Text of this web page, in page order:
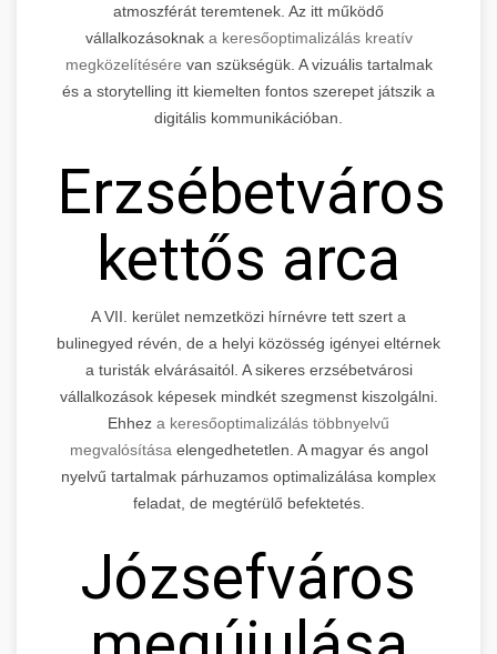
atmoszférát teremtenek. Az itt működő
vállalkozásoknak a keresőoptimalizálás kreatív
megközelítésére van szükségük. A vizuális tartalmak
és a storytelling itt kiemelten fontos szerepet játszik a
digitális kommunikációban.
Erzsébetváros
kettős arca
A VII. kerület nemzetközi hírnévre tett szert a
bulinegyed révén, de a helyi közösség igényei eltérnek
a turisták elvárásaitól. A sikeres erzsébetvárosi
vállalkozások képesek mindkét szegmenst kiszolgálni.
Ehhez a keresőoptimalizálás többnyelvű
megvalósítása elengedhetetlen. A magyar és angol
nyelvű tartalmak párhuzamos optimalizálása komplex
feladat, de megtérülő befektetés.
Józsefváros